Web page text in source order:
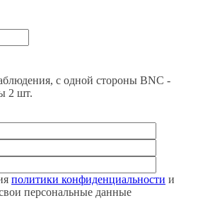
с одной стороны BNC -
2 шт.
политики конфиденциальности и
персональные данные